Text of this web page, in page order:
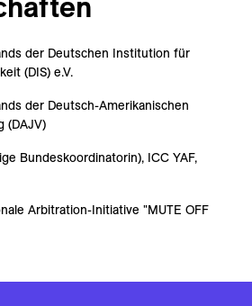
der Deutschen Institution für
(DIS) e.V.
der Deutsch-Amerikanischen
(DAJV)
Bundeskoordinatorin), ICC YAF,
Arbitration-Initiative "MUTE OFF